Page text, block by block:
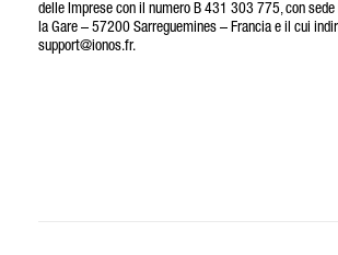
delle Imprese con il numero B 431 303 775, con sede
la Gare – 57200 Sarreguemines – Francia e il cui
support@ionos.fr.